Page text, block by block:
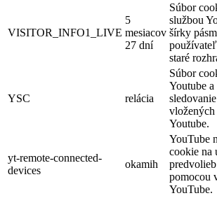
VISITOR_INFO1_LIVE
5
mesiacov
27 dní
Súbor
službou
šírky
staré
YSC relácia
Súbor
Youtube a
vložených
Youtube.
yt-remote-connected-
devices
okamih
YouTube
cookie na
pomocou
YouTube.